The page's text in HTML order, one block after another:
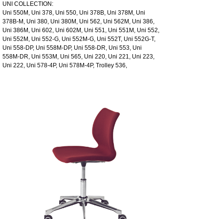
UNI COLLECTION:
Uni 550M, Uni 378, Uni 550, Uni 378B, Uni 378M, Uni
378B-M, Uni 380, Uni 380M, Uni 562, Uni 562M, Uni 386,
Uni 386M, Uni 602, Uni 602M, Uni 551, Uni 551M, Uni 552,
Uni 552M, Uni 552-G, Uni 552M-G, Uni 552T, Uni 552G-T,
Uni 558-DP, Uni 558M-DP, Uni 558-DR, Uni 553, Uni
558M-DR, Uni 553M, Uni 565, Uni 220, Uni 221, Uni 223,
Uni 222, Uni 578-4P, Uni 578M-4P, Trolley 536,